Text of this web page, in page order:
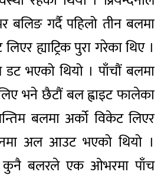
गर्दै पहिलो तीन बलमा
ह्याट्रिक पुरा गरेका थिए ।
भएको थियो । पाँचौं बलमा
भने छैटौं बल ह्वाइट फालेका
बलमा अर्को विकेट लिएर
अल आउट भएको थियो ।
कुनै बलरले एक ओभरमा पाँच